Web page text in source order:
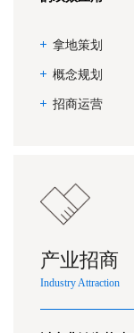
拿地策划
概念规划
招商运营
产业招商
Industry Attraction